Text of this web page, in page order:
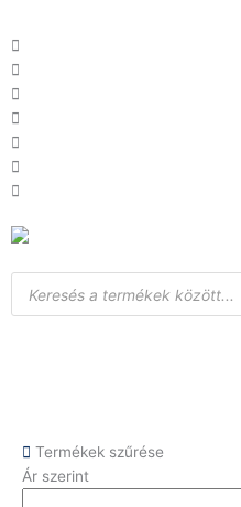
Products
search
Termékek szűrése
Ár szerint